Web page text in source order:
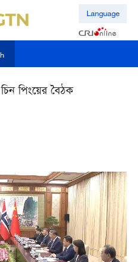
Language
চিন পিংয়ের বৈঠক